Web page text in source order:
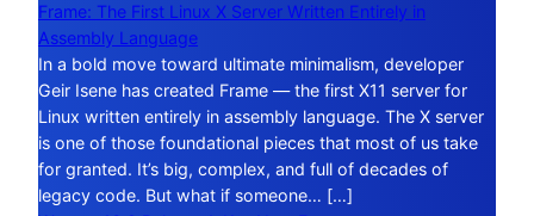
Frame: The First Linux X Server Written Entirely in
Assembly Language
In a bold move toward ultimate minimalism, developer
Geir Isene has created Frame — the first X11 server for
Linux written entirely in assembly language. The X server
is one of those foundational pieces that most of us take
for granted. It’s big, complex, and full of decades of
legacy code. But what if someone… […]